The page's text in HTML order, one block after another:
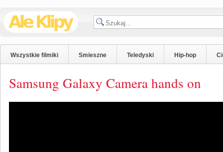
Wszystkie filmiki Smieszne Teledyski Hip-hop
Samsung Galaxy Camera hands on